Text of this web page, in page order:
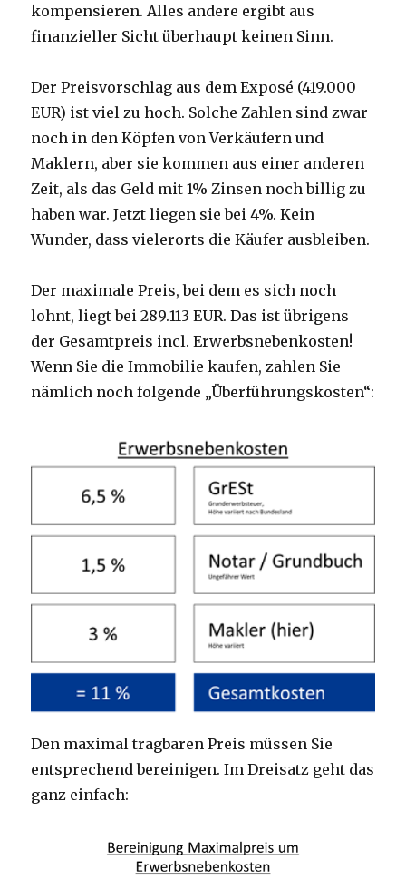
kompensieren. Alles andere ergibt aus
finanzieller Sicht überhaupt keinen Sinn.
Der Preisvorschlag aus dem Exposé (419.000
EUR) ist viel zu hoch. Solche Zahlen sind zwar
noch in den Köpfen von Verkäufern und
Maklern, aber sie kommen aus einer anderen
Zeit, als das Geld mit 1% Zinsen noch billig zu
haben war. Jetzt liegen sie bei 4%. Kein
Wunder, dass vielerorts die Käufer ausbleiben.
Der maximale Preis, bei dem es sich noch
lohnt, liegt bei 289.113 EUR. Das ist übrigens
der Gesamtpreis incl. Erwerbsnebenkosten!
Wenn Sie die Immobilie kaufen, zahlen Sie
nämlich noch folgende „Überführungskosten“:
Den maximal tragbaren Preis müssen Sie
entsprechend bereinigen. Im Dreisatz geht das
ganz einfach: